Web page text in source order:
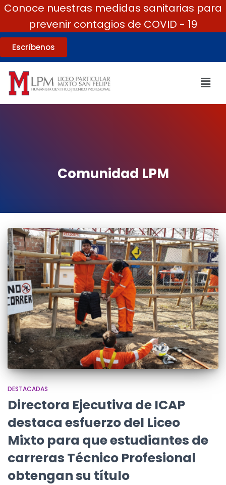
Conoce nuestras medidas sanitarias para
prevenir contagios de COVID - 19
Escríbenos
Comunidad LPM
DESTACADAS
Directora Ejecutiva de ICAP
destaca esfuerzo del Liceo
Mixto para que estudiantes de
carreras Técnico Profesional
obtengan su título